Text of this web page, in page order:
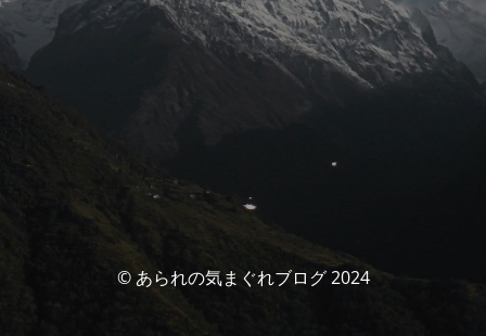
© あられの気まぐれブログ 2024